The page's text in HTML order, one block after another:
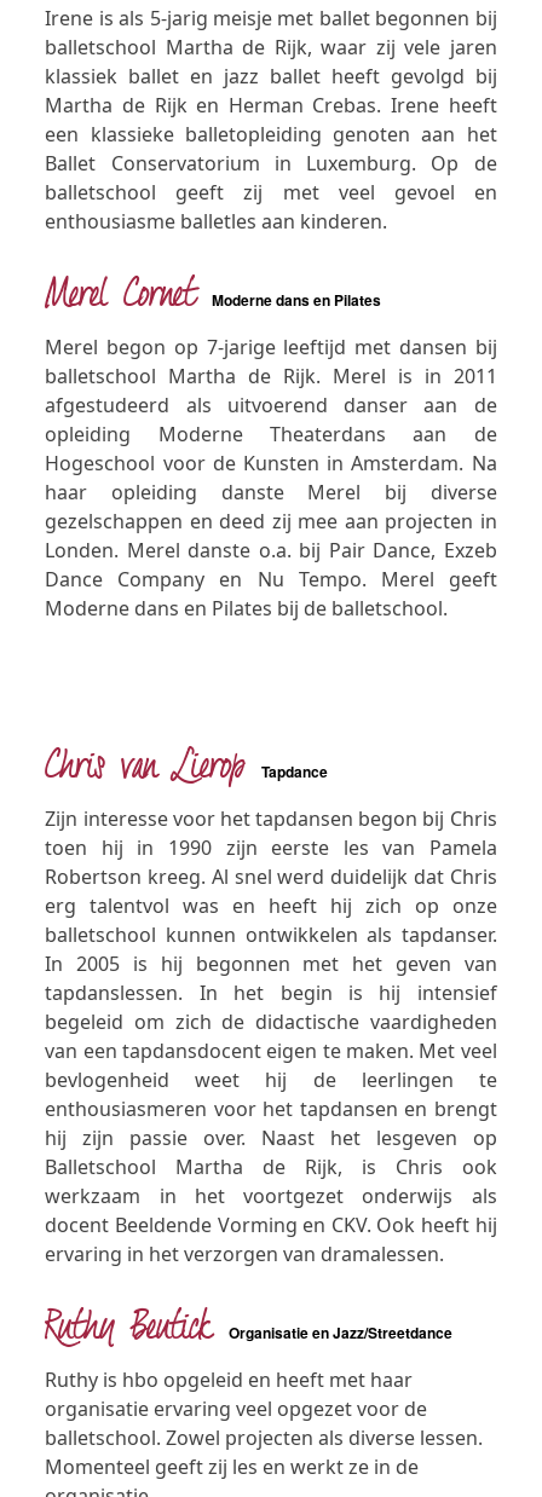
Irene is als 5-jarig meisje met ballet begonnen bij
balletschool Martha de Rijk, waar zij vele jaren
klassiek ballet en jazz ballet heeft gevolgd bij
Martha de Rijk en Herman Crebas. Irene heeft
een klassieke balletopleiding genoten aan het
Ballet Conservatorium in Luxemburg. Op de
balletschool geeft zij met veel gevoel en
enthousiasme balletles aan kinderen.
Merel CornetModerne dans en Pilates
Merel begon op 7-jarige leeftijd met dansen bij
balletschool Martha de Rijk. Merel is in 2011
afgestudeerd als uitvoerend danser aan de
opleiding Moderne Theaterdans aan de
Hogeschool voor de Kunsten in Amsterdam. Na
haar opleiding danste Merel bij diverse
gezelschappen en deed zij mee aan projecten in
Londen. Merel danste o.a. bij Pair Dance, Exzeb
Dance Company en Nu Tempo. Merel geeft
Moderne dans en Pilates bij de balletschool.
Chris van LieropTapdance
Zijn interesse voor het tapdansen begon bij Chris
toen hij in 1990 zijn eerste les van Pamela
Robertson kreeg. Al snel werd duidelijk dat Chris
erg talentvol was en heeft hij zich op onze
balletschool kunnen ontwikkelen als tapdanser.
In 2005 is hij begonnen met het geven van
tapdanslessen. In het begin is hij intensief
begeleid om zich de didactische vaardigheden
van een tapdansdocent eigen te maken. Met veel
bevlogenheid weet hij de leerlingen te
enthousiasmeren voor het tapdansen en brengt
hij zijn passie over. Naast het lesgeven op
Balletschool Martha de Rijk, is Chris ook
werkzaam in het voortgezet onderwijs als
docent Beeldende Vorming en CKV. Ook heeft hij
ervaring in het verzorgen van dramalessen.
Ruthy BeutickOrganisatie en Jazz/Streetdance
Ruthy is hbo opgeleid en heeft met haar
organisatie ervaring veel opgezet voor de
balletschool. Zowel projecten als diverse lessen.
Momenteel geeft zij les en werkt ze in de